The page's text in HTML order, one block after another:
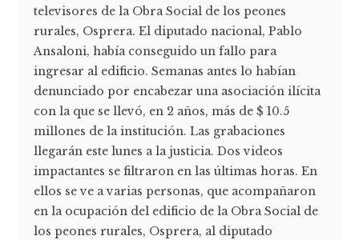
televisores de la Obra Social de los peones
rurales, Osprera. El diputado nacional, Pablo
Ansaloni, había conseguido un fallo para
ingresar al edificio. Semanas antes lo habían
denunciado por encabezar una asociación ilícita
con la que se llevó, en 2 años, más de $ 10.5
millones de la institución. Las grabaciones
llegarán este lunes a la justicia. Dos videos
impactantes se filtraron en las últimas horas. En
ellos se ve a varias personas, que acompañaron
en la ocupación del edificio de la Obra Social de
los peones rurales, Osprera, al diputado